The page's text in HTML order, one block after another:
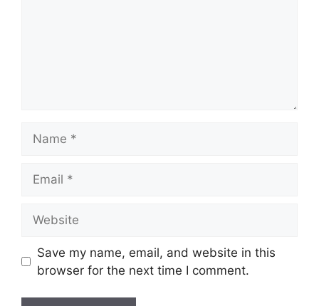
Save my name, email, and website in this
browser for the next time I comment.